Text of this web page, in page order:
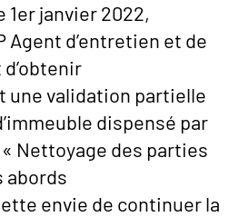
1er janvier 2022,
Agent d’entretien et de
une validation partielle
dispensé par
« Nettoyage des parties
abords
envie de continuer la